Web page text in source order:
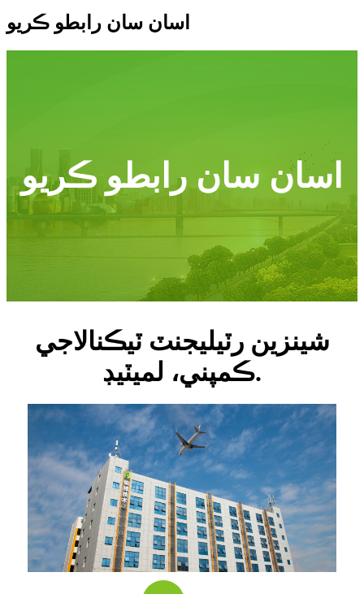
اسان سان رابطو ڪريو
اسان سان رابطو ڪريو
شينزين رٽيليجنٽ ٽيڪنالاجي
ڪمپني، لميٽيڊ.